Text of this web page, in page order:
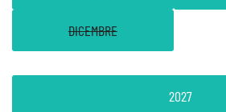
DICEMBRE
2027